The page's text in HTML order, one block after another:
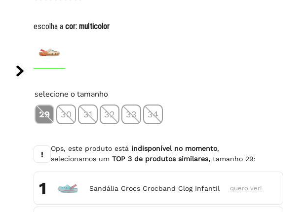
escolha acor:multicolor
selecione o tamanho
29 30 31 32 33 34
!
Ops, este produto está indisponível no momento,
selecionamos umTOP3 de produtos similares, tamanho 29:
1 Sandália Crocs Crocband Clog Infantil quero ver!